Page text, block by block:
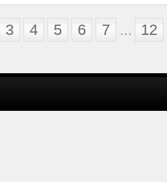
3 4 5 6 7 ... 12